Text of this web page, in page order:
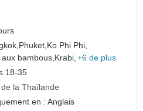
Phuket,Ko Phi Phi,
bambous,Krabi, +6 de plus
18-35
de la Thaïlande
en : Anglais